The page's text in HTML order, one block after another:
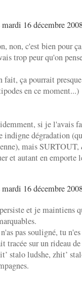
16 décembre
non, c'est bien pour
trop peur qu'on
fait, ça pourrait
en ce moment...)
si je l'avais
indigne dégradation
mais SURTOUT,
et autant en emporte
16 décembre
et je maintiens
pas souligné, tu
tracée sur un rideau de
stalo ludshe, zhit’